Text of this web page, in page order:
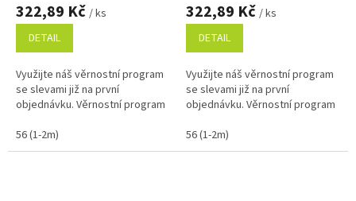
322,89 Kč / ks
DETAIL
Využijte náš věrnostní program
se slevami již na první
objednávku. Věrnostní program
56 (1-2m)
322,89 Kč / ks
DETAIL
Využijte náš věrnostní program
se slevami již na první
objednávku. Věrnostní program
56 (1-2m)